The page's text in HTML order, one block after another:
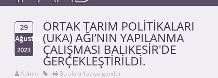
29
Ağustos
2023
ORTAK TARIM POLİTİKALARI
(UKA) AĞI’NIN YAPILANMA
ÇALIŞMASI BALIKESİR'DE
GERÇEKLEŞTİRİLDİ.
Admin Bu alanı Yazıya gönder.